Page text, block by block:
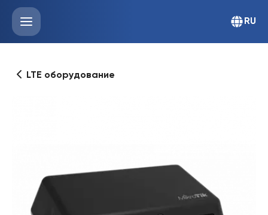
RU
LTE оборудование